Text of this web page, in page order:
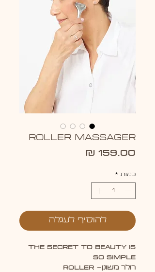
Roller Massager
כמות *
להוסיף לעגלה
The secret to beauty is
so simple
רולר משונן- ROLLER